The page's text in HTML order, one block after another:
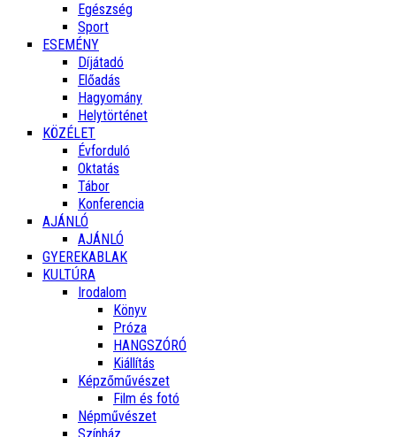
Egészség
Sport
ESEMÉNY
Díjátadó
Előadás
Hagyomány
Helytörténet
KÖZÉLET
Évforduló
Oktatás
Tábor
Konferencia
AJÁNLÓ
AJÁNLÓ
GYEREKABLAK
KULTÚRA
Irodalom
Könyv
Próza
HANGSZÓRÓ
Kiállítás
Képzőművészet
Film és fotó
Népművészet